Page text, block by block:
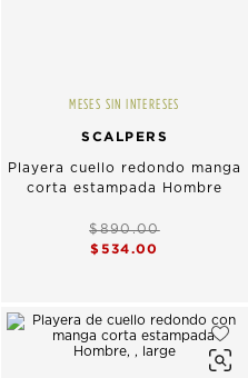
MESES SIN INTERESES
SCALPERS
Playera cuello redondo manga
corta estampada Hombre
$890.00
$534.00